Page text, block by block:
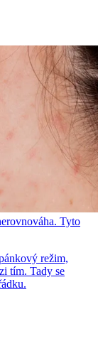
Tyto
režim,
tím. Tady se